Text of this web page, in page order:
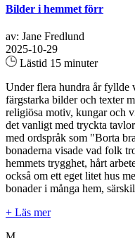
Bilder i hemmet förr
av: Jane Fredlund
2025-10-29
Lästid 15 minuter
Under flera hundra år fyllde
färgstarka bilder och texter
religiösa motiv, kungar och
det vanligt med tryckta
med ordspråk som "Borta
bonaderna visade vad folk
hemmets trygghet, hårt
också om ett eget litet hus
bonader i många hem,
+ Läs mer